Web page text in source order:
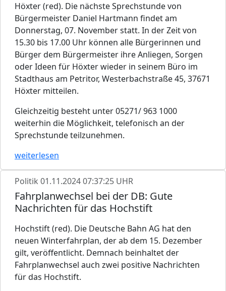
Höxter (red). Die nächste Sprechstunde von
Bürgermeister Daniel Hartmann findet am
Donnerstag, 07. November statt. In der Zeit von
15.30 bis 17.00 Uhr können alle Bürgerinnen und
Bürger dem Bürgermeister ihre Anliegen, Sorgen
oder Ideen für Höxter wieder in seinem Büro im
Stadthaus am Petritor, Westerbachstraße 45, 37671
Höxter mitteilen.
Gleichzeitig besteht unter 05271/ 963 1000
weiterhin die Möglichkeit, telefonisch an der
Sprechstunde teilzunehmen.
weiterlesen
Politik 01.11.2024 07:37:25 UHR
Fahrplanwechsel bei der DB: Gute
Nachrichten für das Hochstift
Hochstift (red). Die Deutsche Bahn AG hat den
neuen Winterfahrplan, der ab dem 15. Dezember
gilt, veröffentlicht. Demnach beinhaltet der
Fahrplanwechsel auch zwei positive Nachrichten
für das Hochstift.